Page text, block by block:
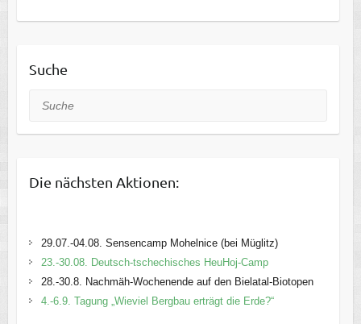
Suche
Suche
Die nächsten Aktionen:
29.07.-04.08. Sensencamp Mohelnice (bei Müglitz)
23.-30.08. Deutsch-tschechisches HeuHoj-Camp
28.-30.8. Nachmäh-Wochenende auf den Bielatal-Biotopen
4.-6.9. Tagung „Wieviel Bergbau erträgt die Erde?“